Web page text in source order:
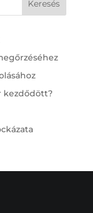
kezdődött?